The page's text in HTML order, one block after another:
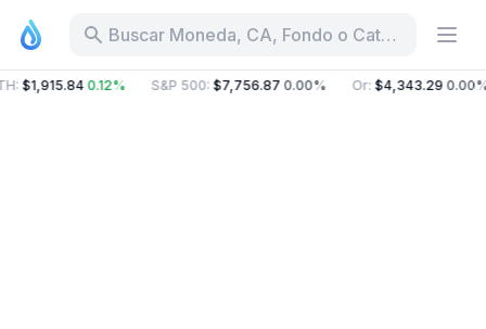
Buscar Moneda, CA, Fondo o Categoría
: $1,915.84 0.12% S&P 500: $7,756.87 0.00% Or: $4,343.29 0.00%